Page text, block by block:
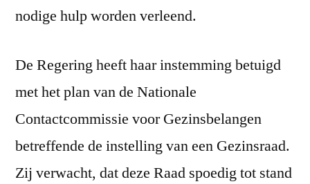
nodige hulp worden verleend.
De Regering heeft haar instemming betuigd
met het plan van de Nationale
Contactcommissie voor Gezinsbelangen
betreffende de instelling van een Gezinsraad.
Zij verwacht, dat deze Raad spoedig tot stand